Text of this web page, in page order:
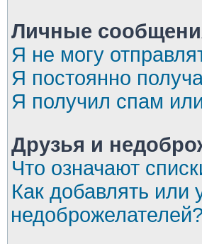
Личные
Я не могу
Я постоянно
Я получил спам
Друзья и
Что означают
Как добавлять или
недоброжелателей?